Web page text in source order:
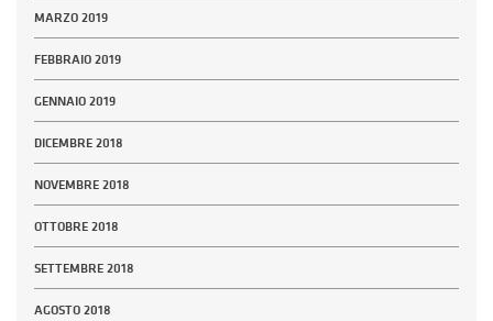
MARZO 2019
FEBBRAIO 2019
GENNAIO 2019
DICEMBRE 2018
NOVEMBRE 2018
OTTOBRE 2018
SETTEMBRE 2018
AGOSTO 2018